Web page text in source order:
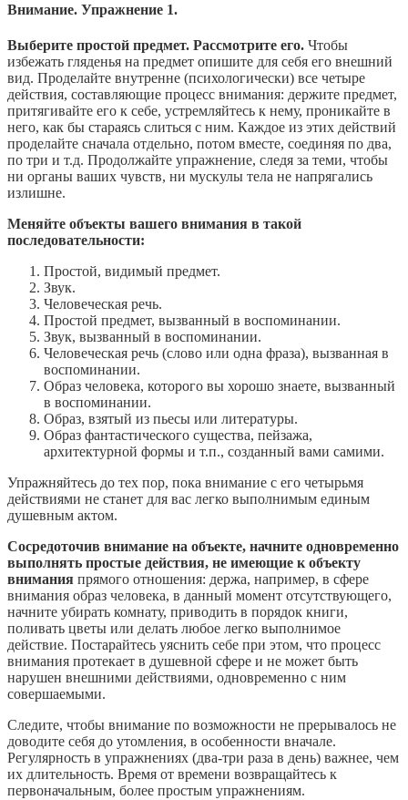
Внимание. Упражнение 1.
Выберите простой предмет. Рассмотрите его. Чтобы
избежать гляденья на предмет опишите для себя его внешний
вид. Проделайте внутренне (психологически) все четыре
действия, составляющие процесс внимания: держите предмет,
притягивайте его к себе, устремляйтесь к нему, проникайте в
него, как бы стараясь слиться с ним. Каждое из этих действий
проделайте сначала отдельно, потом вместе, соединяя по два,
по три и т.д. Продолжайте упражнение, следя за теми, чтобы
ни органы ваших чувств, ни мускулы тела не напрягались
излишне.
Меняйте объекты вашего внимания в такой
последовательности:
Простой, видимый предмет.
Звук.
Человеческая речь.
Простой предмет, вызванный в воспоминании.
Звук, вызванный в воспоминании.
Человеческая речь (слово или одна фраза), вызванная в
воспоминании.
Образ человека, которого вы хорошо знаете, вызванный
в воспоминании.
Образ, взятый из пьесы или литературы.
Образ фантастического существа, пейзажа,
архитектурной формы и т.п., созданный вами самими.
Упражняйтесь до тех пор, пока внимание с его четырьмя
действиями не станет для вас легко выполнимым единым
душевным актом.
Сосредоточив внимание на объекте, начните одновременно
выполнять простые действия, не имеющие к объекту
внимания прямого отношения: держа, например, в сфере
внимания образ человека, в данный момент отсутствующего,
начните убирать комнату, приводить в порядок книги,
поливать цветы или делать любое легко выполнимое
действие. Постарайтесь уяснить себе при этом, что процесс
внимания протекает в душевной сфере и не может быть
нарушен внешними действиями, одновременно с ним
совершаемыми.
Следите, чтобы внимание по возможности не прерывалось не
доводите себя до утомления, в особенности вначале.
Регулярность в упражнениях (два-три раза в день) важнее, чем
их длительность. Время от времени возвращайтесь к
первоначальным, более простым упражнениям.